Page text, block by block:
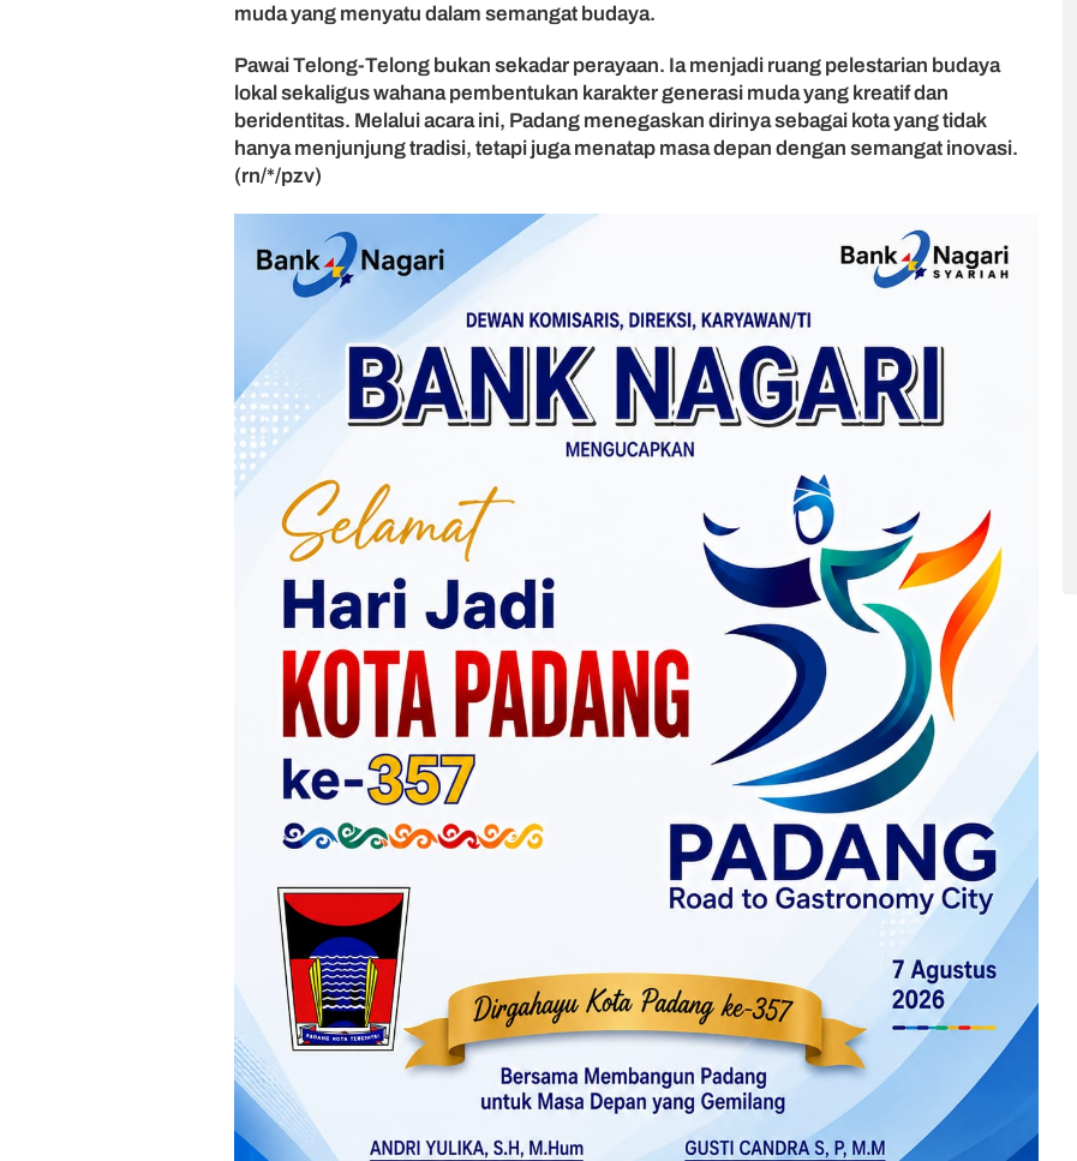
muda yang menyatu dalam semangat budaya.
Pawai Telong-Telong bukan sekadar perayaan. Ia menjadi ruang pelestarian budaya
lokal sekaligus wahana pembentukan karakter generasi muda yang kreatif dan
beridentitas. Melalui acara ini, Padang menegaskan dirinya sebagai kota yang tidak
hanya menjunjung tradisi, tetapi juga menatap masa depan dengan semangat inovasi.
(rn/*/pzv)